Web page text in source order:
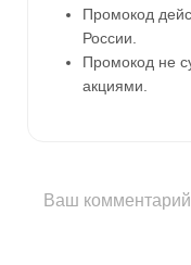
Промокод
России.
Промокод не
акциями.
Ваш